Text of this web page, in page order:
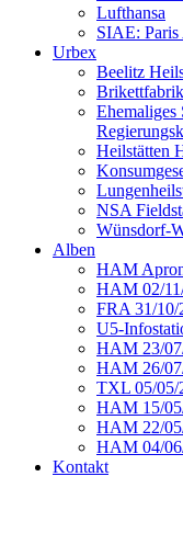
Lufthansa
SIAE:
Urbex
Beelitz
Heilstätten
NSA
Wünsdorf-
Alben
HAM
HAM 02/
FRA 31/10/
U5-
HAM 23/
HAM 26/
TXL 05/05/
HAM 15/
HAM 22/
HAM 04/
Kontakt